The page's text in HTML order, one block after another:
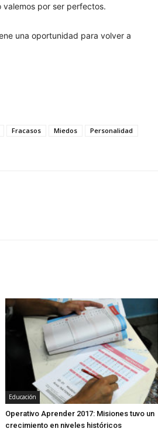
por ser perfectos.
una oportunidad para volver a
Fracasos Miedos
Personalidad
Educación
Operativo Aprender 2017: Misiones tuvo un
crecimiento en niveles históricos